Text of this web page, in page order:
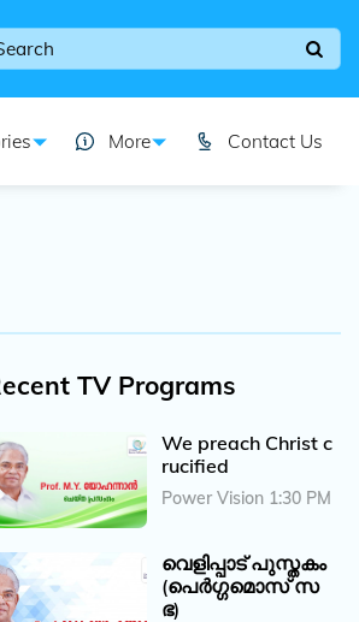
More Contact Us
TV Programs
We preach Christ c
rucified
Power Vision 1:30 PM
വെളിപ്പാട് പുസ്തകം
(പെര്‍ഗ്ഗമൊസ്‌ സ
ഭ)